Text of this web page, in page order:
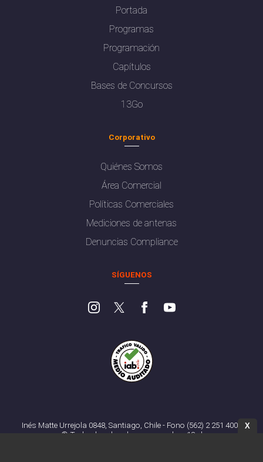
Portada
Programas
Programación
Capítulos
Bases de Concursos
13Go
Corporativo
Quiénes Somos
Área Comercial
Políticas Comerciales
Mediciones de antenas
Denuncias Compliance
SÍGUENOS
Inés Matte Urrejola 0848, Santiago, Chile - Fono (562) 2 251 4000
© Todos los derechos reservados. 13.cl
X